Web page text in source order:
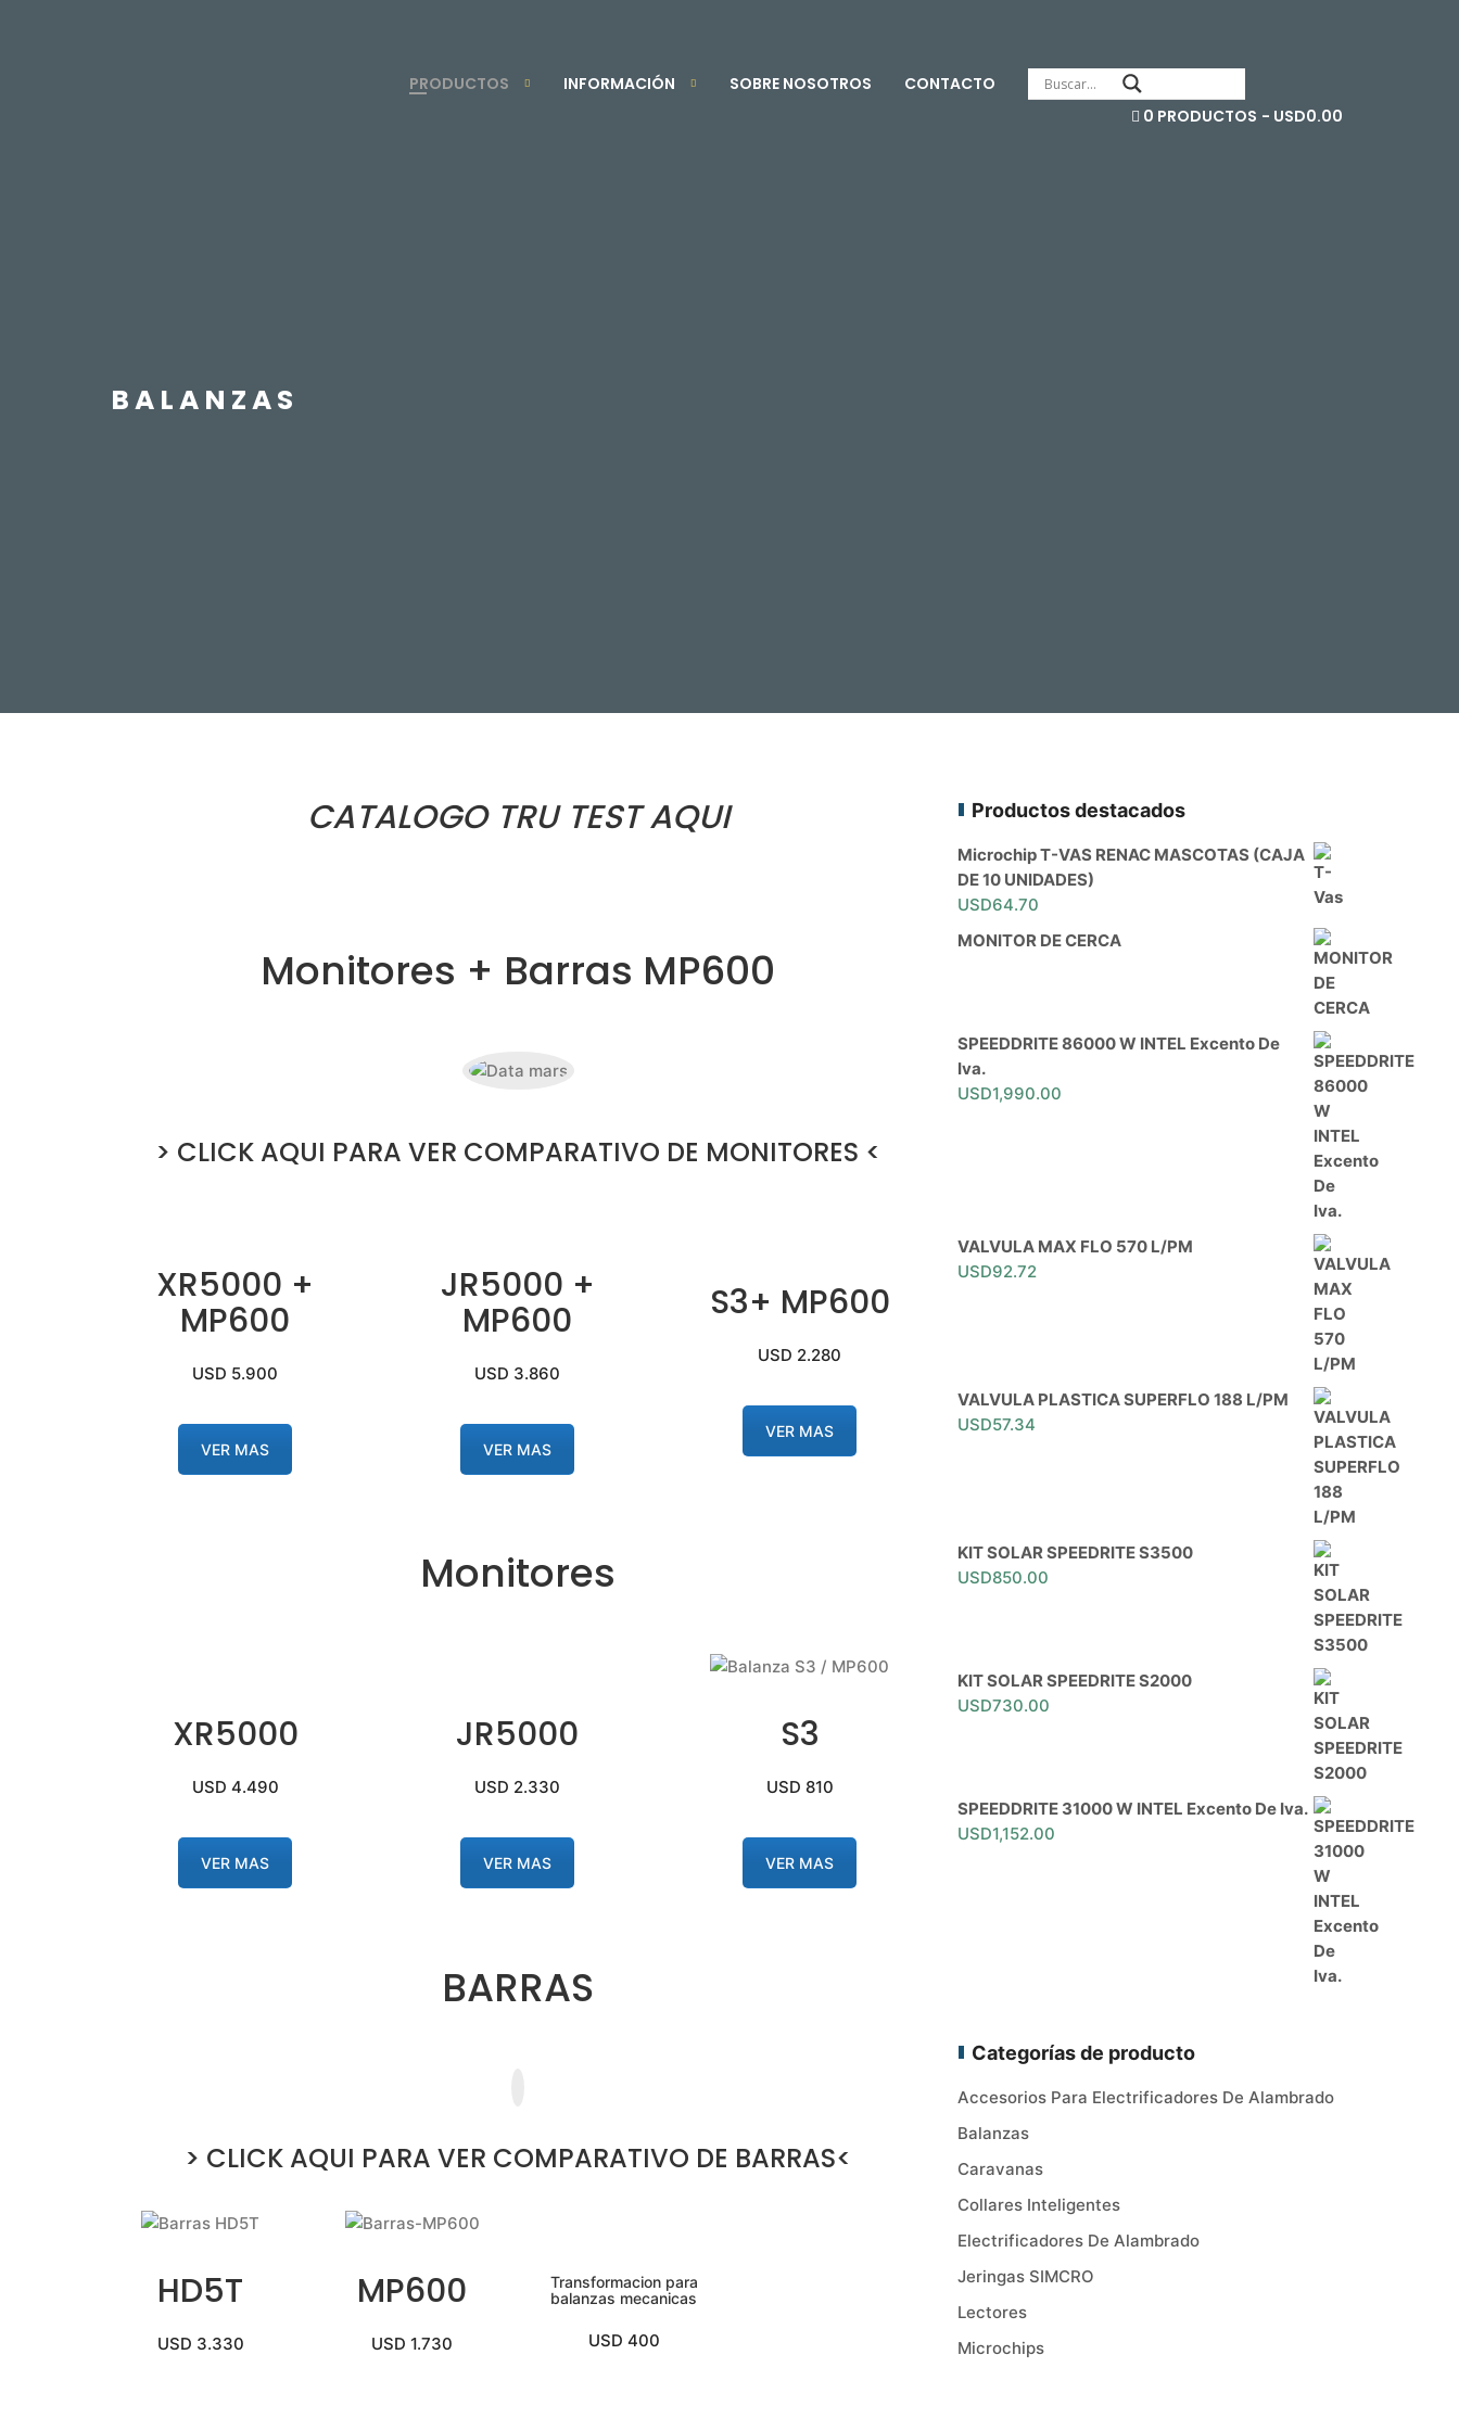
PRODUCTOS INFORMACIÓN SOBRE NOSOTROS
CONTACTO
0 PRODUCTOS
USD0.00
BALANZAS
CATALOGO TRU TEST AQUI
Monitores + Barras MP600
> CLICK AQUI PARA VER COMPARATIVO DE MONITORES <
XR5000 +
MP600
USD 5.900
VER MAS
JR5000 +
MP600
USD 3.860
VER MAS
S3+ MP600
USD 2.280
VER MAS
Monitores
XR5000
USD 4.490
VER MAS
JR5000
USD 2.330
VER MAS
S3
USD 810
VER MAS
BARRAS
> CLICK AQUI PARA VER COMPARATIVO DE BARRAS<
HD5T
USD 3.330
MP600
USD 1.730
Transformacion para
balanzas mecanicas
USD 400
Productos destacados
Microchip T-VAS RENAC MASCOTAS (CAJA
DE 10 UNIDADES)
USD64.70
MONITOR DE CERCA
SPEEDDRITE 86000 W INTEL Excento De
Iva.
USD1,990.00
VALVULA MAX FLO 570 L/PM
USD92.72
VALVULA PLASTICA SUPERFLO 188 L/PM
USD57.34
KIT SOLAR SPEEDRITE S3500
USD850.00
KIT SOLAR SPEEDRITE S2000
USD730.00
SPEEDDRITE 31000 W INTEL Excento De Iva.
USD1,152.00
Categorías de producto
Accesorios Para Electrificadores De Alambrado
Balanzas
Caravanas
Collares Inteligentes
Electrificadores De Alambrado
Jeringas SIMCRO
Lectores
Microchips